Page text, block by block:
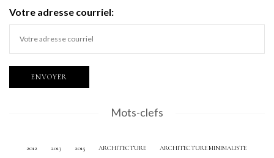
Votre adresse courriel:
Mots-clefs
2012 2013 2015 ARCHITECTURE ARCHITECTURE MINIMALISTE